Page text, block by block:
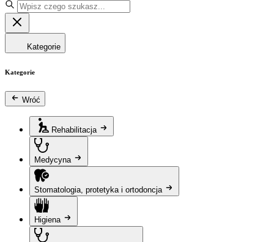
Kategorie
Kategorie
Wróć
Rehabilitacja
Medycyna
Stomatologia, protetyka i ortodoncja
Higiena